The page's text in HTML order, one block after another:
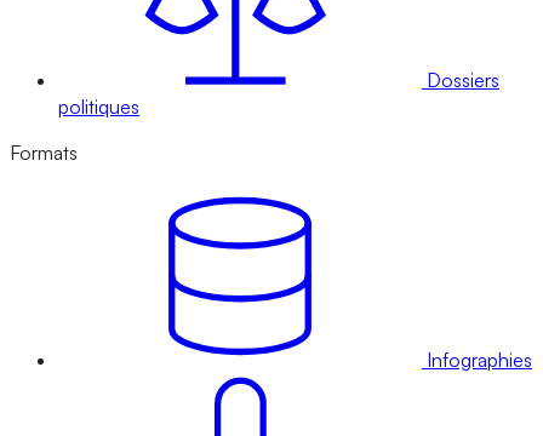
Dossiers
politiques
Formats
Infographies